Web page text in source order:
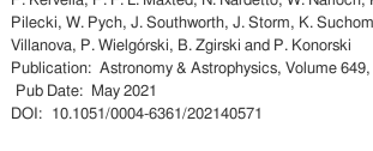
Pilecki, W. Pych, J. Southworth, J. Storm, K.
Villanova, P. Wielgórski, B. Zgirski and P. Konorski
Publication: Astronomy & Astrophysics, Volume
Pub Date: May 2021
DOI: 10.1051/0004-6361/202140571